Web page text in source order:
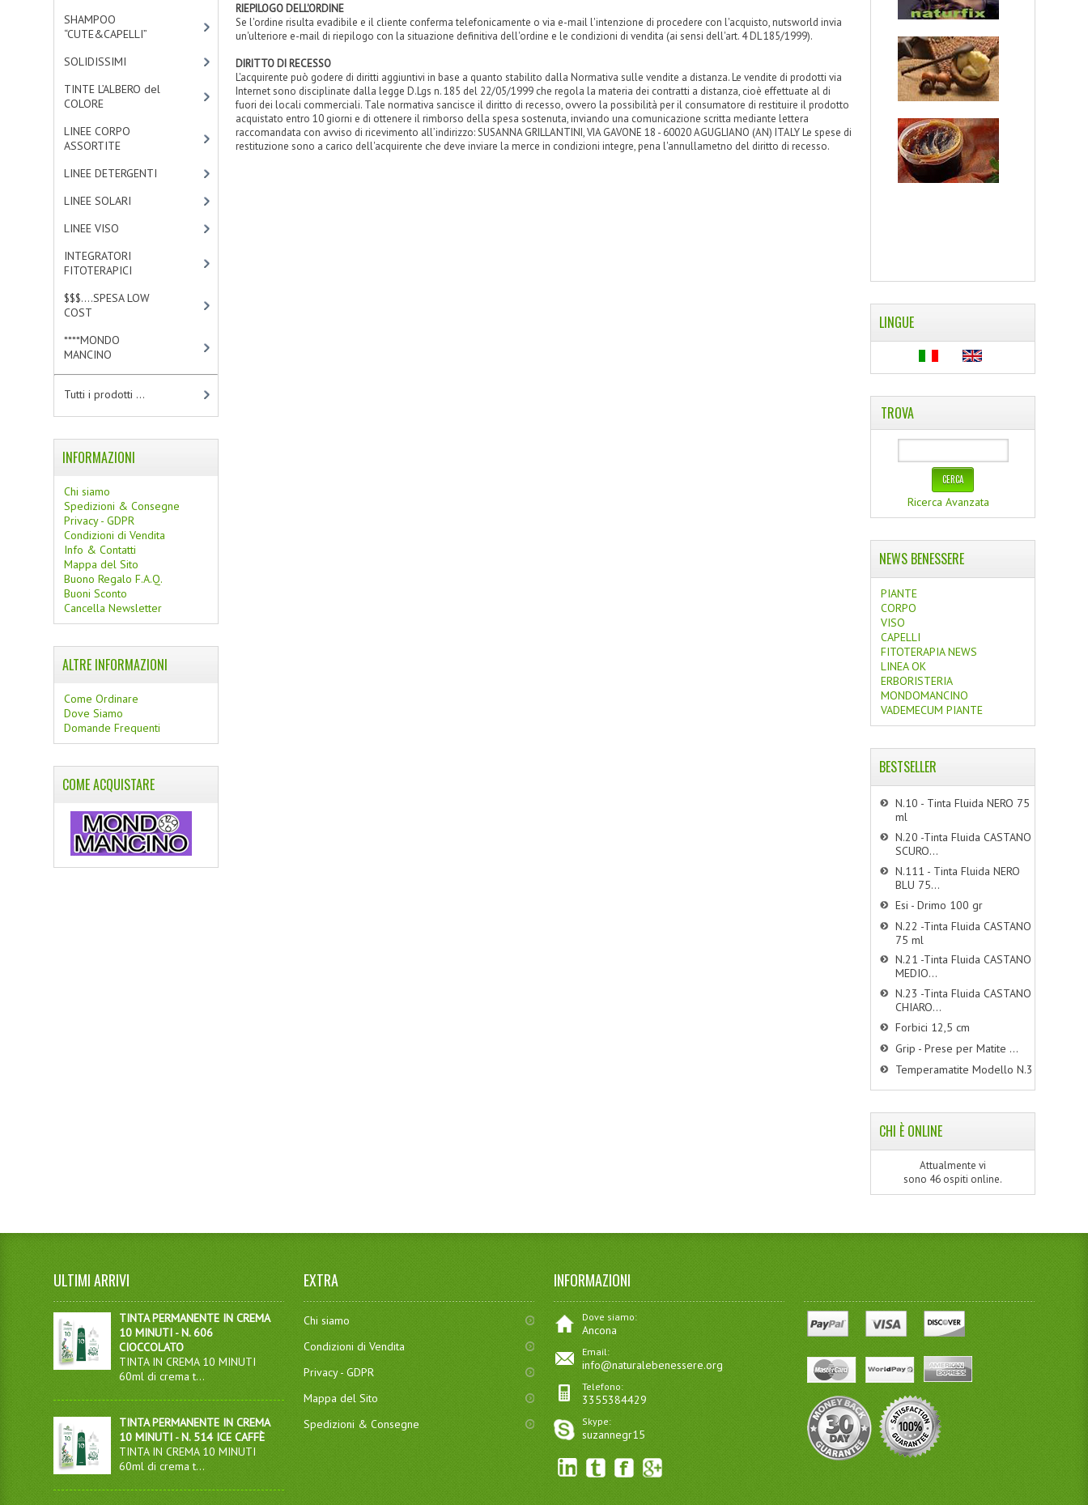
RIEPILOGO DELL'ORDINE
Se l'ordine risulta evadibile e il cliente conferma telefonicamente o via e-mail l'intenzione di procedere con l'acquisto, nutsworld invia
un'ulteriore e-mail di riepilogo con la situazione definitiva dell'ordine e le condizioni di vendita (ai sensi dell'art. 4 DL 185/1999).
DIRITTO DI RECESSO
L'acquirente può godere di diritti aggiuntivi in base a quanto stabilito dalla Normativa sulle vendite a distanza. Le vendite di prodotti via
Internet sono disciplinate dalla legge D.Lgs n. 185 del 22/05/1999 che regola la materia dei contratti a distanza, cioè effettuate al di
fuori dei locali commerciali. Tale normativa sancisce il diritto di recesso, ovvero la possibilità per il consumatore di restituire il prodotto
acquistato entro 10 giorni e di ottenere il rimborso della spesa sostenuta, inviando una comunicazione scritta mediante lettera
raccomandata con avviso di ricevimento all’indirizzo: SUSANNA GRILLANTINI, VIA GAVONE 18 - 60020 AGUGLIANO (AN) ITALY Le spese di
restituzione sono a carico dell'acquirente che deve inviare la merce in condizioni integre, pena l'annullametno del diritto di recesso.
SHAMPOO
“CUTE&CAPELLI”
SOLIDISSIMI
TINTE L’ALBERO del
COLORE
LINEE CORPO
ASSORTITE
LINEE DETERGENTI
LINEE SOLARI
LINEE VISO
INTEGRATORI
FITOTERAPICI
$$$....SPESA LOW
COST
****MONDO
MANCINO
Tutti i prodotti ...
INFORMAZIONI
Chi siamo
Spedizioni & Consegne
Privacy - GDPR
Condizioni di Vendita
Info & Contatti
Mappa del Sito
Buono Regalo F.A.Q.
Buoni Sconto
Cancella Newsletter
ALTRE INFORMAZIONI
Come Ordinare
Dove Siamo
Domande Frequenti
COME ACQUISTARE
LINGUE
TROVA
Ricerca Avanzata
NEWS BENESSERE
PIANTE
CORPO
VISO
CAPELLI
FITOTERAPIA NEWS
LINEA OK
ERBORISTERIA
MONDOMANCINO
VADEMECUM PIANTE
BESTSELLER
N.10 - Tinta Fluida NERO 75
ml
N.20 -Tinta Fluida CASTANO
SCURO...
N.111 - Tinta Fluida NERO
BLU 75...
Esi - Drimo 100 gr
N.22 -Tinta Fluida CASTANO
75 ml
N.21 -Tinta Fluida CASTANO
MEDIO...
N.23 -Tinta Fluida CASTANO
CHIARO...
Forbici 12,5 cm
Grip - Prese per Matite ...
Temperamatite Modello N.3
CHI È ONLINE
Attualmente vi
sono 46 ospiti online.
ULTIMI ARRIVI
TINTA PERMANENTE IN CREMA
10 MINUTI - N. 606
CIOCCOLATO
TINTA IN CREMA 10 MINUTI
60ml di crema t...
TINTA PERMANENTE IN CREMA
10 MINUTI - N. 514 ICE CAFFÈ
TINTA IN CREMA 10 MINUTI
60ml di crema t...
EXTRA
Chi siamo
Condizioni di Vendita
Privacy - GDPR
Mappa del Sito
Spedizioni & Consegne
INFORMAZIONI
Dove siamo:
Ancona
Email:
info@naturalebenessere.org
Telefono:
3355384429
Skype:
suzannegr15